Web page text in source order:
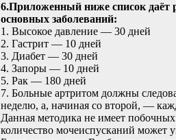
6.Приложенный ниже список даёт
основных заболеваний:
1. Высокое давление — 30 дней
2. Гастрит — 10 дней
3. Диабет — 30 дней
4. Запоры — 10 дней
5. Рак — 180 дней
7. Больные артритом должны
неделю, а, начиная со второй, —
Данная методика не имеет
количество мочеиспусканий может